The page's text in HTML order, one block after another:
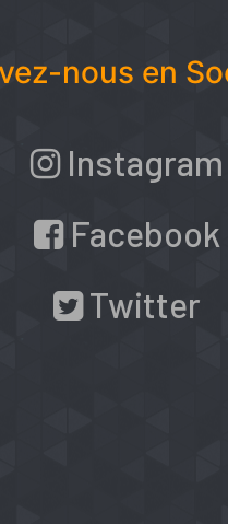
nous en
Instagram
Facebook
Twitter